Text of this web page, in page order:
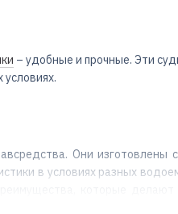
– удобные и прочные. Эти
Они изготовлены
в условиях разных